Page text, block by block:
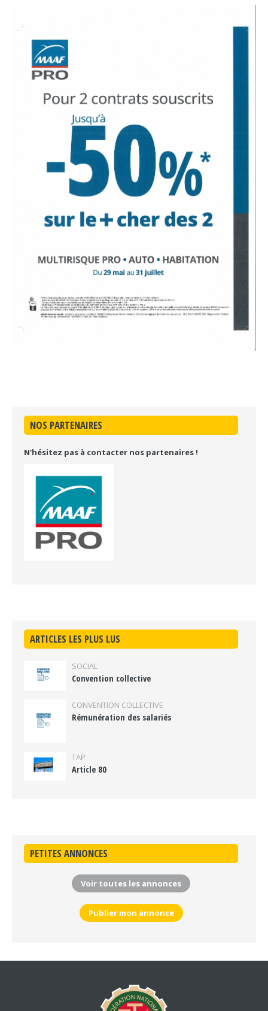
NOS PARTENAIRES
N'hésitez pas à contacter nos partenaires !
ARTICLES LES PLUS LUS
SOCIAL
Convention collective
CONVENTION COLLECTIVE
Rémunération des salariés
TAP
Article 80
PETITES ANNONCES
Voir toutes les annonces
Publier mon annonce